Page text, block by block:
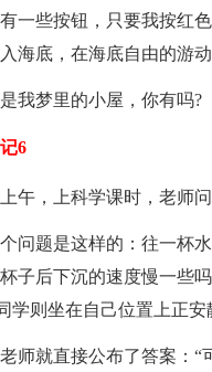
一些按钮，只要我按红
海底，在海底自由的游
梦里的小屋，你有吗?
6
，上科学课时，老师问
题是这样的：往一杯水
子后下沉的速度慢一些
学则坐在自己位置上正安
就直接公布了答案：“